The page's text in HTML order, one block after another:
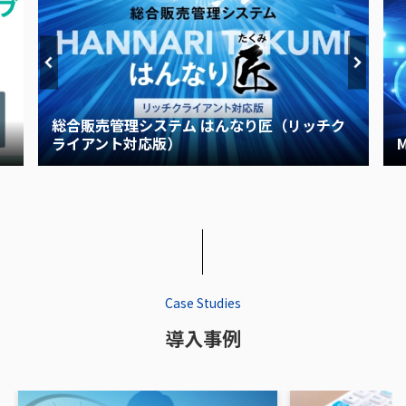
総合販売管理システム はんなり匠（リッチク
ライアント対応版）
Case Studies
導入事例